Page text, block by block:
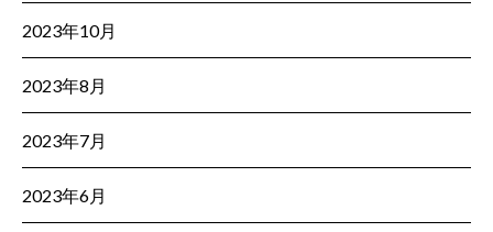
2023年10月
2023年8月
2023年7月
2023年6月